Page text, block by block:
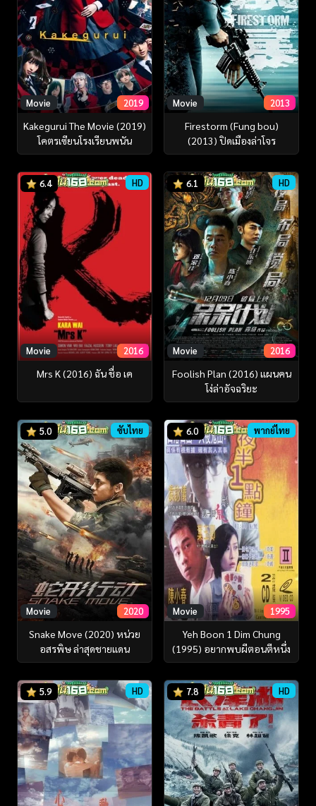
Movie 2019
Kakegurui The Movie (2019)
โคตรเซียนโรงเรียนพนัน
Movie 2013
Firestorm (Fung bou)
(2013) ปิดเมืองล่าโจร
6.4 HD
Movie 2016
Mrs K (2016) ฉัน ชื่อ เค
6.1 HD
Movie 2016
Foolish Plan (2016) แผนคน
โง่ล่าอัจฉริยะ
5.0 ซับไทย
Movie 2020
Snake Move (2020) หน่วย
อสรพิษ ล่าสุดชายแดน
6.0 พากย์ไทย
Movie 1995
Yeh Boon 1 Dim Chung
(1995) อยากพบผีตอนตีหนึ่ง
5.9 HD 7.8 HD